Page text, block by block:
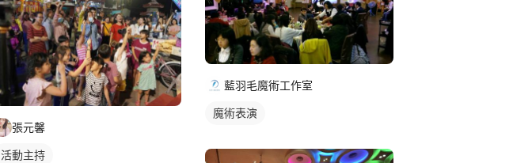
張元馨
活動主持
藍羽毛魔術工作室
魔術表演